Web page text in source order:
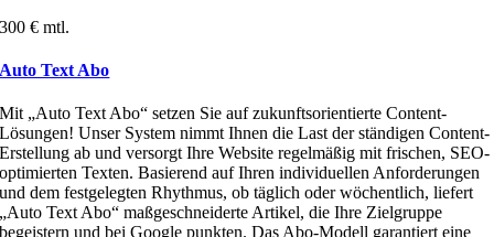
300 € mtl.
Auto Text Abo
Mit „Auto Text Abo“ setzen Sie auf zukunftsorientierte Content-
Lösungen! Unser System nimmt Ihnen die Last der ständigen Content-
Erstellung ab und versorgt Ihre Website regelmäßig mit frischen, SEO-
optimierten Texten. Basierend auf Ihren individuellen Anforderungen
und dem festgelegten Rhythmus, ob täglich oder wöchentlich, liefert
„Auto Text Abo“ maßgeschneiderte Artikel, die Ihre Zielgruppe
begeistern und bei Google punkten. Das Abo-Modell garantiert eine